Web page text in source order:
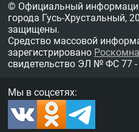
© Официальный
города Гусь-Хрустальный,
защищены.
Средство массовой
зарегистрировано
свидетельство ЭЛ № ФС 77 -
Мы в соцсетях: